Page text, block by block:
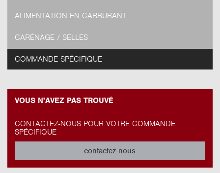
ALIMENTATION EN CARBURANT
CARÉNAGE / SELLES
COMMANDE SPÉCIFIQUE
VOUS N'AVEZ PAS TROUVÉ
CONTACTEZ-NOUS POUR VOTRE COMMANDE
SPÉCIFIQUE
contactez-nous